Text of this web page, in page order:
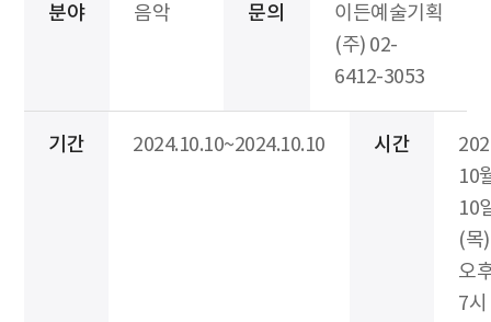
분야 음악 문의
이든예술기획
(주) 02-
6412-3053
기간 2024.10.10~2024.10.10 시간
10
10
(목)
오
7시